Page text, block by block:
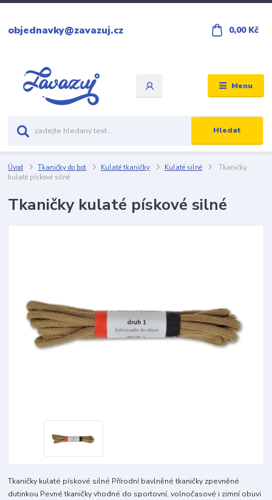
Menu
Hledat
objednavky@zavazuj.cz 0,00 Kč
Úvod Tkaničky do bot Kulaté tkaničky Kulaté silné
Tkaničky
kulaté pískové silné
Tkaničky kulaté pískové silné
Tkaničky kulaté pískové silné Přírodní bavlněné tkaničky zpevněné
dutinkou Pevné tkaničky vhodné do sportovní, volnočasové i zimní obuvi